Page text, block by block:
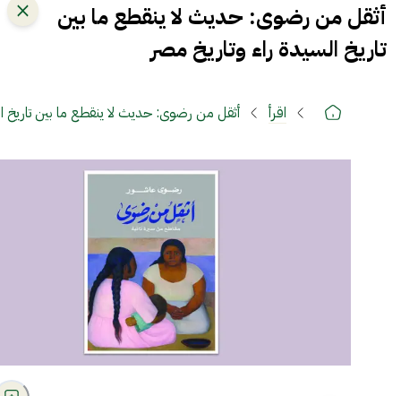
أثقل من رضوى: حديث لا ينقطع ما بين
تاريخ السيدة راء وتاريخ مصر
اقرأ أثقل من رضوى: حديث لا ينقطع ما بين تاريخ